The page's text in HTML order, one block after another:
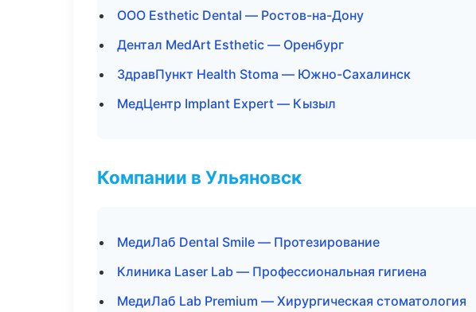
ООО Esthetic Dental — Ростов-на-Дону
Дентал MedArt Esthetic — Оренбург
ЗдравПункт Health Stoma — Южно-Сахалинск
МедЦентр Implant Expert — Кызыл
Компании в Ульяновск
МедиЛаб Dental Smile — Протезирование
Клиника Laser Lab — Профессиональная гигиена
МедиЛаб Lab Premium — Хирургическая стоматология